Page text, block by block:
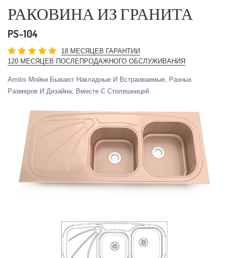
РАКОВИНА ИЗ ГРАНИТА
PS-104
18 МЕСЯЦЕВ ГАРАНТИИ
120 МЕСЯЦЕВ ПОСЛЕПРОДАЖНОГО ОБСЛУЖИВАНИЯ
Amitis Мойки Бывают Накладные И Встраиваемые, Разных
Размеров И Дизайна, Вместе С Столешницей.